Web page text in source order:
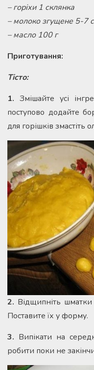
– горіхи 1 склянка
– молоко згущене 5-7
– масло 100 г
Приготування:
Тісто:
1. Змішайте усі
поступово додайте
для горішків змастіть
2. Відщипніть шматки
Поставите їх у форму.
3. Випікати на
робити поки не